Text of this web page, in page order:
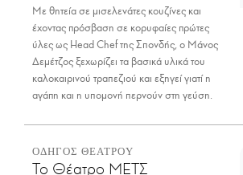
Με θητεία σε μισελενάτες κουζίνες και
έχοντας πρόσβαση σε κορυφαίες πρώτες
ύλες ως Head Chef της Σπονδής, ο Μάνος
Δεμέτζος ξεχωρίζει τα βασικά υλικά του
καλοκαιρινού τραπεζιού και εξηγεί γιατί η
αγάπη και η υπομονή περνούν στη γεύση.
ΟΔΗΓΟΣ ΘΕΑΤΡΟΥ
Το Θέατρο ΜΕΤΣ